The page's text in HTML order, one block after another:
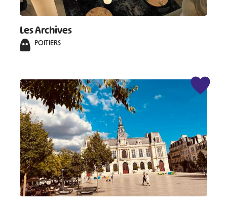
Les Archives
POITIERS